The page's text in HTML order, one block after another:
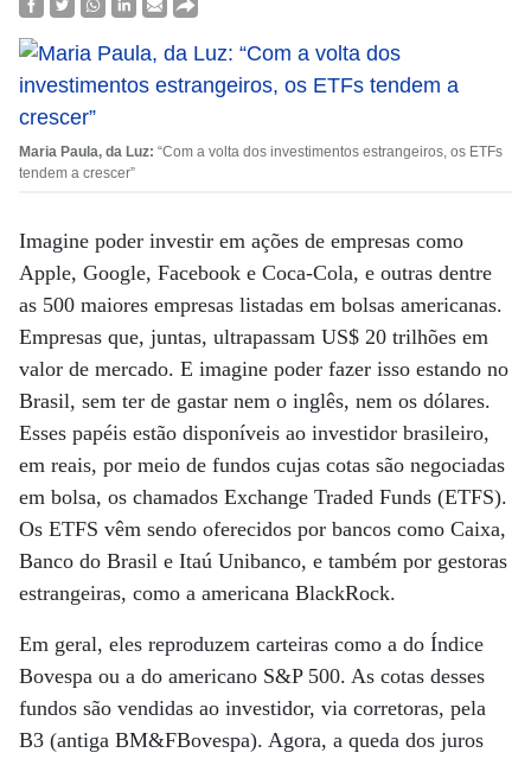
Maria Paula, da Luz: “Com a volta dos investimentos estrangeiros, os ETFs
tendem a crescer”
Imagine poder investir em ações de empresas como
Apple, Google, Facebook e Coca-Cola, e outras dentre
as 500 maiores empresas listadas em bolsas americanas.
Empresas que, juntas, ultrapassam US$ 20 trilhões em
valor de mercado. E imagine poder fazer isso estando no
Brasil, sem ter de gastar nem o inglês, nem os dólares.
Esses papéis estão disponíveis ao investidor brasileiro,
em reais, por meio de fundos cujas cotas são negociadas
em bolsa, os chamados Exchange Traded Funds (ETFS).
Os ETFS vêm sendo oferecidos por bancos como Caixa,
Banco do Brasil e Itaú Unibanco, e também por gestoras
estrangeiras, como a americana BlackRock.
Em geral, eles reproduzem carteiras como a do Índice
Bovespa ou a do americano S&P 500. As cotas desses
fundos são vendidas ao investidor, via corretoras, pela
B3 (antiga BM&FBovespa). Agora, a queda dos juros